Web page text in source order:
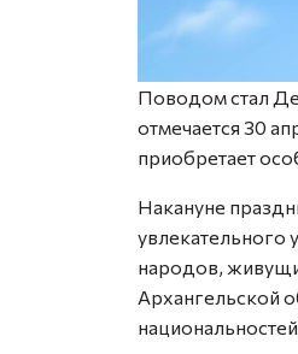
Поводом стал
отмечается 30
приобретает
Накануне
увлекательного
народов,
Архангельской